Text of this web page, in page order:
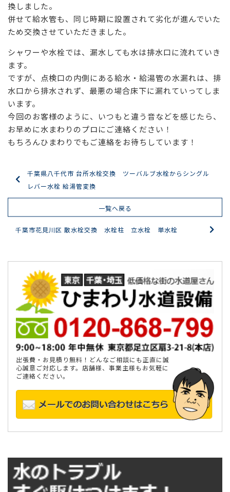
換しました。
併せて給水管も、同じ時期に設置されて劣化が進んでいた
ため交換させていただきました。
シャワーや水栓では、漏水しても水は排水口に流れていき
ます。
ですが、点検口の内側にある給水・給湯管の水漏れは、排
水口から排水されず、最悪の場合床下に漏れていってしま
います。
今回のお客様のように、いつもと違う音などを感じたら、
お早めに水まわりのプロにご連絡ください！
もちろんひまわりでもご連絡をお待ちしています！
千葉県八千代市 台所水栓交換 ツーバルブ水栓からシングル
レバー水栓 給湯管変換
一覧へ戻る
千葉市花見川区 散水栓交換 水栓柱 立水栓 単水栓
出張費・お見積り無料！どんなご相談にも正直に誠
心誠意ご対応します。店舗様、事業主様もお気軽に
ご連絡ください。